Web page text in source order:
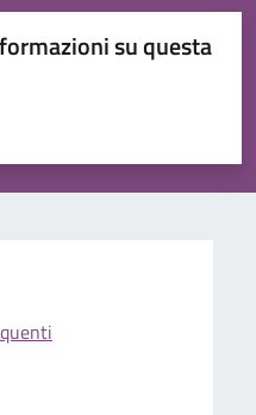
su questa
5